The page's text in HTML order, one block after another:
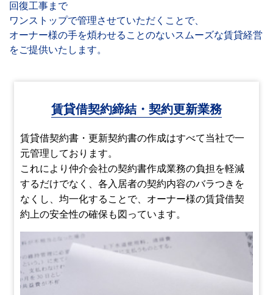
回復工事まで
ワンストップで管理させていただくことで、
オーナー様の手を煩わせることのないスムーズな賃貸経営
をご提供いたします。
賃貸借契約締結・契約更新業務
賃貸借契約書・更新契約書の作成はすべて当社で一
元管理しております。
これにより仲介会社の契約書作成業務の負担を軽減
するだけでなく、各入居者の契約内容のバラつきを
なくし、均一化することで、オーナー様の賃貸借契
約上の安全性の確保も図っています。